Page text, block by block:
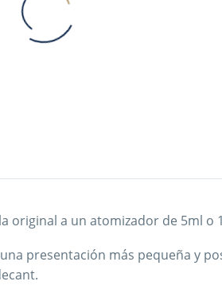
original a un atomizador de 5ml
presentación más pequeña y